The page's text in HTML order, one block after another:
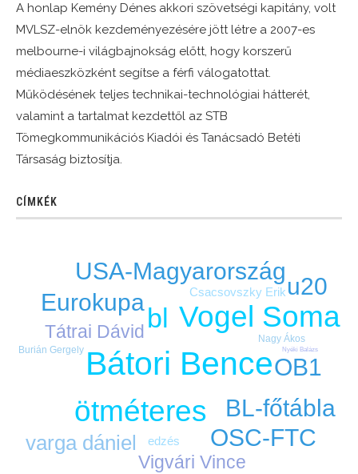
A honlap Kemény Dénes akkori szövetségi kapitány, volt
MVLSZ-elnök kezdeményezésére jött létre a 2007-es
melbourne-i világbajnokság előtt, hogy korszerű
médiaeszközként segítse a férfi válogatottat.
Működésének teljes technikai-technológiai hátterét,
valamint a tartalmat kezdettől az STB
Tömegkommunikációs Kiadói és Tanácsadó Betéti
Társaság biztosítja.
CÍMKÉK
Bátori Bence
Vogel Soma
ötméteres
bl
BL-főtábla
Eurokupa
OB1
OSC-FTC
u20
USA-Magyarország
varga dániel
Tátrai Dávid
Vigvári Vince
Csacsovszky Erik
edzés
Burián Gergely
Nagy Ákos
Nyéki Balázs